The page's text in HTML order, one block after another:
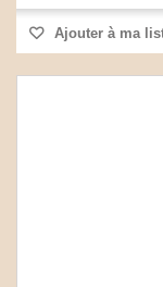
Ajouter à ma